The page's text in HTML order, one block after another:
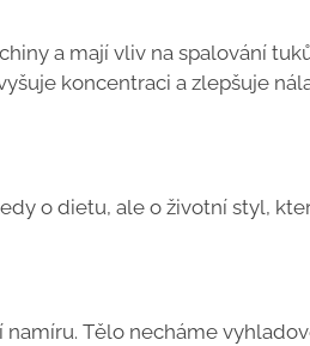
a mají vliv na spalování
koncentraci a zlepšuje
o dietu, ale o životní styl,
Tělo necháme